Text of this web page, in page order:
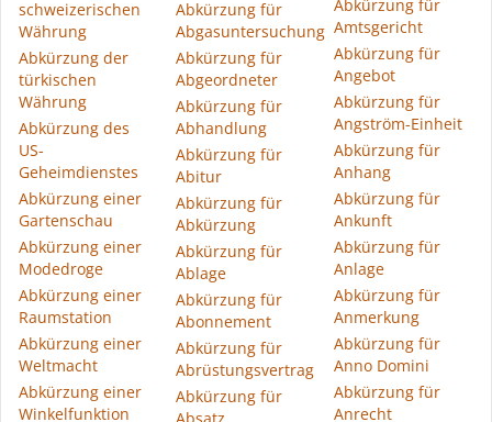
schweizerischen
Währung
Abkürzung der
türkischen
Währung
Abkürzung des
US-
Geheimdienstes
Abkürzung einer
Gartenschau
Abkürzung einer
Modedroge
Abkürzung einer
Raumstation
Abkürzung einer
Weltmacht
Abkürzung einer
Winkelfunktion
Abkürzung für
Abgasuntersuchung
Abkürzung für
Abgeordneter
Abkürzung für
Abhandlung
Abkürzung für
Abitur
Abkürzung für
Abkürzung
Abkürzung für
Ablage
Abkürzung für
Abonnement
Abkürzung für
Abrüstungsvertrag
Abkürzung für
Abkürzung für
Amtsgericht
Abkürzung für
Angebot
Abkürzung für
Angström-Einheit
Abkürzung für
Anhang
Abkürzung für
Ankunft
Abkürzung für
Anlage
Abkürzung für
Anmerkung
Abkürzung für
Anno Domini
Abkürzung für
Anrecht